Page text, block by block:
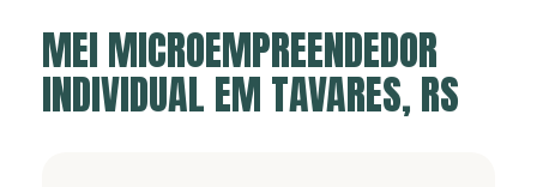
MEI MICROEMPREENDEDOR
INDIVIDUAL EM TAVARES, RS